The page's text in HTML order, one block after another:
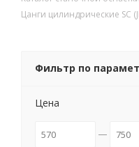
Цанги цилиндрические SC
Фильтр по
Цена